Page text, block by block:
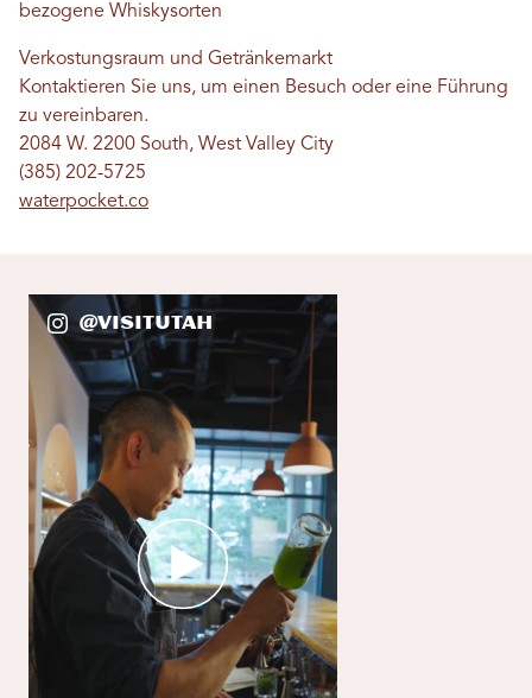
bezogene Whiskysorten
Verkostungsraum und Getränkemarkt
Kontaktieren Sie uns, um einen Besuch oder eine Führung
zu vereinbaren.
2084 W. 2200 South, West Valley City
(385) 202-5725
waterpocket.co
@VisitUtah